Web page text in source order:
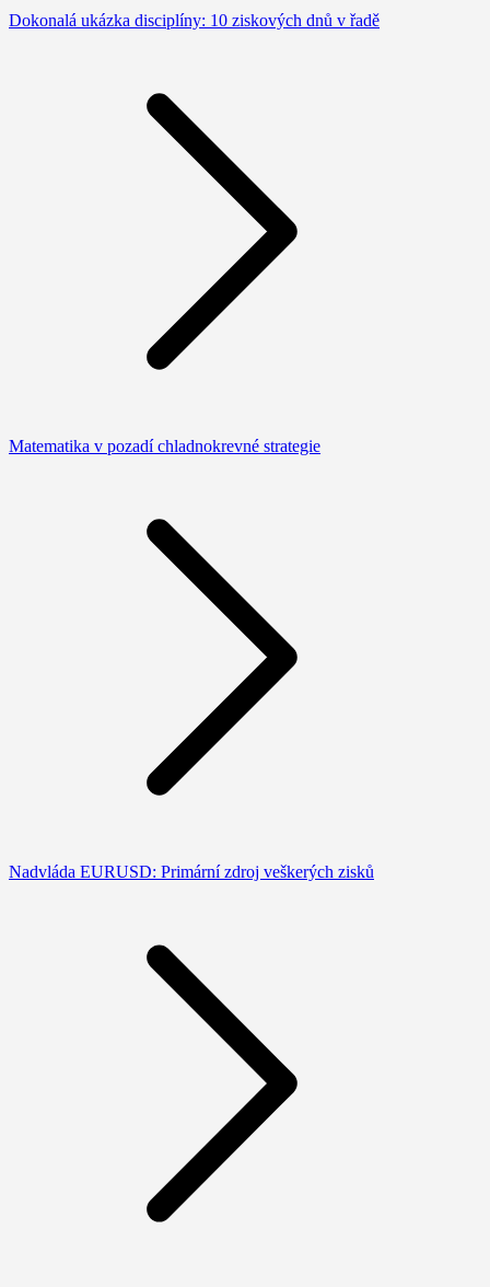
Dokonalá ukázka disciplíny: 10 ziskových dnů v řadě
Matematika v pozadí chladnokrevné strategie
Nadvláda EURUSD: Primární zdroj veškerých zisků